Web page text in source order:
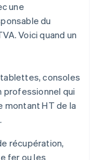
une
du
Voici quand un
consoles
professionnel qui
montant HT de la
récupération,
fer ou les